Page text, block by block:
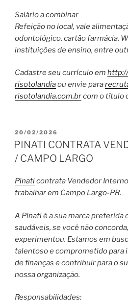
Salário a combinar
Refeição no local, vale
odontológico, cartão farmácia,
instituições de ensino, entre
Cadastre seu currículo em
risotolandiaou envie para
risotolandia.com.brcom o título
PUBLICADO
EM
20/02/2026
PINATI CONTRATA
/ CAMPO LARGO
Pinaticontrata Vendedor
trabalhar em Campo Largo-PR.
A Pinati é a sua marca preferida
saudáveis, se você não
experimentou. Estamos em
talentoso e comprometido para
de finanças e contribuir para o
nossa organização.
Responsabilidades: